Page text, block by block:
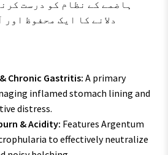
ہاضمے کے نظام کو درست
دلانے کا ایک محفوظ اور
Chronic Gastritis: A primary
inflamed stomach lining and
distress.
& Acidity: Features Argentum
to effectively neutralize